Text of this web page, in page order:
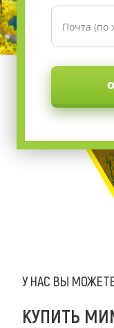
У НАС ВЫ
КУПИТЬ